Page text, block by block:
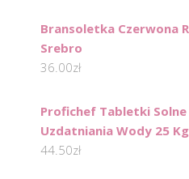
Bransoletka Czerwona
Srebro
36.00zł
Profichef Tabletki
Uzdatniania Wody 25 Kg
44.50zł